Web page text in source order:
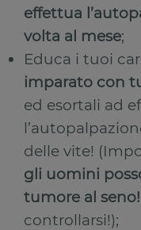
effettua
volta al mese;
Educa i tuoi
imparato con
ed esortali ad
delle vite!
gli uomini
tumore al seno!
controllarsi!);